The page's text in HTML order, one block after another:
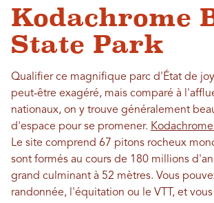
Kodachrome
State Park
Qualifier ce magnifique parc d'État de
peut-être exagéré, mais comparé à
nationaux, on y trouve généralement
d'espace pour se promener.
Le site comprend 67 pitons rocheux
sont formés au cours de 180 millions
grand culminant à 52 mètres. Vous
randonnée, l'équitation ou le VTT, et